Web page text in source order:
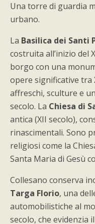
Una torre di guardia
urbano.
La Basilica dei Santi
costruita all’inizio del
borgo con una
opere significative tra
affreschi, sculture e
secolo. La Chiesa di
antica (XII secolo),
rinascimentali. Sono
religiosi come la
Santa Maria di Gesù
Collesano conserva
Targa Florio, una
automobilistiche al
secolo, che evidenzia